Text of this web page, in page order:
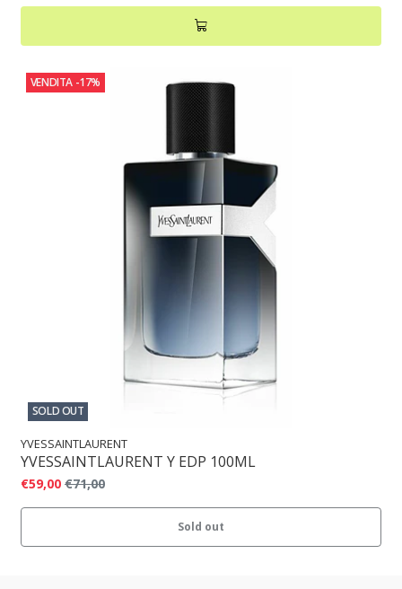
VENDITA -17%
SOLD OUT
YVESSAINTLAURENT
YVESSAINTLAURENT Y EDP 100ML
€59,00 €71,00
Sold out